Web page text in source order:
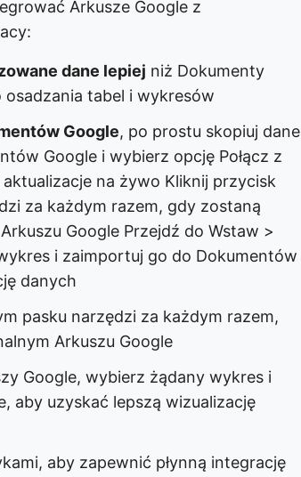
Arkusze Google z
dane lepiej niż Dokumenty
osadzania tabel i wykresów
Google, po prostu skopiuj dane
Google i wybierz opcję Połącz z
na żywo Kliknij przycisk
za każdym razem, gdy zostaną
Google Przejdź do Wstaw >
i zaimportuj go do Dokumentów
danych
pasku narzędzi za każdym razem,
Arkuszu Google
Google, wybierz żądany wykres i
aby uzyskać lepszą wizualizację
aby zapewnić płynną integrację